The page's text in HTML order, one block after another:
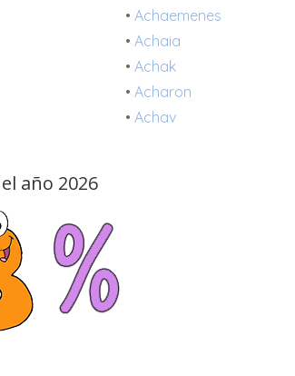
• Achaemenes
• Achaia
• Achak
• Acharon
• Achav
año 2026